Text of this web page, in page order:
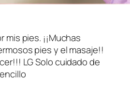
mis pies. ¡¡Muchas
pies y el masaje!!
LG Solo cuidado de